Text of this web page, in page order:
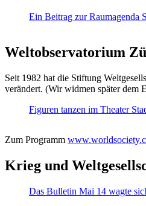
Ein Beitrag zur Raumagenda
Weltobservatorium
Seit 1982 hat die Stiftung
verändert. (Wir widmen später dem
Figuren tanzen im Theater
Zum Programm
Krieg und
Das Bulletin Mai 14 wagte